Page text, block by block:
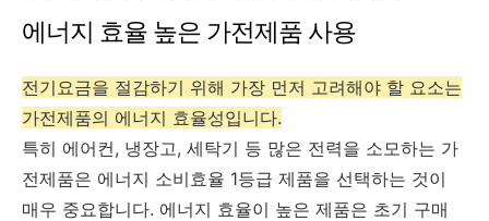
에너지 효율 높은 가전제품 사용
전기요금을 절감하기 위해 가장 먼저 고려해야 할 요소는
가전제품의 에너지 효율성입니다.
특히 에어컨, 냉장고, 세탁기 등 많은 전력을 소모하는 가
전제품은 에너지 소비효율 1등급 제품을 선택하는 것이
매우 중요합니다. 에너지 효율이 높은 제품은 초기 구매